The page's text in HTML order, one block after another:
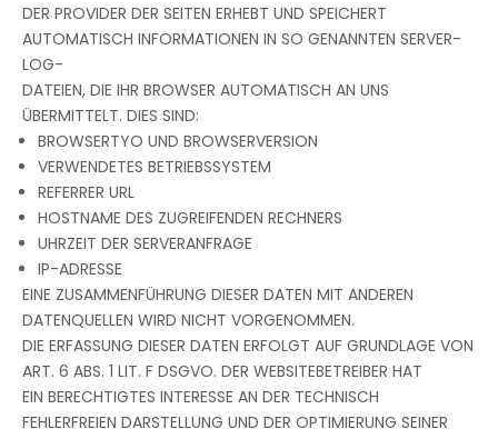
DER PROVIDER DER SEITEN ERHEBT UND SPEICHERT
AUTOMATISCH INFORMATIONEN IN SO GENANNTEN SERVER-
LOG-
DATEIEN, DIE IHR BROWSER AUTOMATISCH AN UNS
ÜBERMITTELT. DIES SIND:
BROWSERTYO UND BROWSERVERSION
VERWENDETES BETRIEBSSYSTEM
REFERRER URL
HOSTNAME DES ZUGREIFENDEN RECHNERS
UHRZEIT DER SERVERANFRAGE
IP-ADRESSE
EINE ZUSAMMENFÜHRUNG DIESER DATEN MIT ANDEREN
DATENQUELLEN WIRD NICHT VORGENOMMEN.
DIE ERFASSUNG DIESER DATEN ERFOLGT AUF GRUNDLAGE VON
ART. 6 ABS. 1 LIT. F DSGVO. DER WEBSITEBETREIBER HAT
EIN BERECHTIGTES INTERESSE AN DER TECHNISCH
FEHLERFREIEN DARSTELLUNG UND DER OPTIMIERUNG SEINER